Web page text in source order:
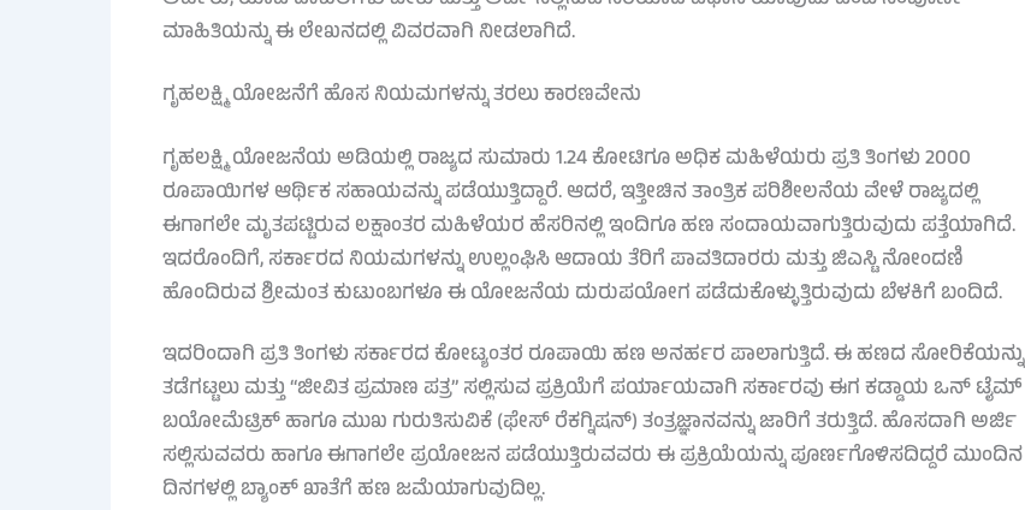
ಮಾಹಿತಿಯನ್ನು ಈ ಲೇಖನದಲ್ಲಿ ವಿವರವಾಗಿ ನೀಡಲಾಗಿದೆ.
ಗೃಹಲಕ್ಷ್ಮಿ ಯೋಜನೆಗೆ ಹೊಸ ನಿಯಮಗಳನ್ನು ತರಲು ಕಾರಣವೇನು
ಗೃಹಲಕ್ಷ್ಮಿ ಯೋಜನೆಯ ಅಡಿಯಲ್ಲಿ ರಾಜ್ಯದ ಸುಮಾರು 1.24 ಕೋಟಿಗೂ ಅಧಿಕ ಮಹಿಳೆಯರು ಪ್ರತಿ ತಿಂಗಳು 2000
ರೂಪಾಯಿಗಳ ಆರ್ಥಿಕ ಸಹಾಯವನ್ನು ಪಡೆಯುತ್ತಿದ್ದಾರೆ.ಆದರೆ, ಇತ್ತೀಚಿನ ತಾಂತ್ರಿಕ ಪರಿಶೀಲನೆಯ ವೇಳೆ ರಾಜ್ಯದಲ್ಲಿ
ಈಗಾಗಲೇ ಮೃತಪಟ್ಟಿರುವ ಲಕ್ಷಾಂತರ ಮಹಿಳೆಯರ ಹೆಸರಿನಲ್ಲಿ ಇಂದಿಗೂ ಹಣ ಸಂದಾಯವಾಗುತ್ತಿರುವುದು ಪತ್ತೆಯಾಗಿದೆ.
ಇದರೊಂದಿಗೆ, ಸರ್ಕಾರದ ನಿಯಮಗಳನ್ನು ಉಲ್ಲಂಘಿಸಿ ಆದಾಯ ತೆರಿಗೆ ಪಾವತಿದಾರರು ಮತ್ತು ಜಿಎಸ್ಟಿ ನೋಂದಣಿ
ಹೊಂದಿರುವ ಶ್ರೀಮಂತ ಕುಟುಂಬಗಳೂ ಈ ಯೋಜನೆಯ ದುರುಪಯೋಗ ಪಡೆದುಕೊಳ್ಳುತ್ತಿರುವುದು ಬೆಳಕಿಗೆ ಬಂದಿದೆ.
ಇದರಿಂದಾಗಿ ಪ್ರತಿ ತಿಂಗಳು ಸರ್ಕಾರದ ಕೋಟ್ಯಂತರ ರೂಪಾಯಿ ಹಣ ಅನರ್ಹರ ಪಾಲಾಗುತ್ತಿದೆ. ಈ ಹಣದ ಸೋರಿಕೆಯನ್ನು
ತಡೆಗಟ್ಟಲು ಮತ್ತು “ಜೀವಿತ ಪ್ರಮಾಣ ಪತ್ರ” ಸಲ್ಲಿಸುವ ಪ್ರಕ್ರಿಯೆಗೆ ಪರ್ಯಾಯವಾಗಿ ಸರ್ಕಾರವು ಈಗ ಕಡ್ಡಾಯ ಒನ್ ಟೈಮ್
ಬಯೋಮೆಟ್ರಿಕ್ ಹಾಗೂ ಮುಖ ಗುರುತಿಸುವಿಕೆ (ಫೇಸ್ ರೆಕಗ್ನಿಷನ್) ತಂತ್ರಜ್ಞಾನವನ್ನು ಜಾರಿಗೆ ತರುತ್ತಿದೆ. ಹೊಸದಾಗಿ ಅರ್ಜಿ
ಸಲ್ಲಿಸುವವರು ಹಾಗೂ ಈಗಾಗಲೇ ಪ್ರಯೋಜನ ಪಡೆಯುತ್ತಿರುವವರು ಈ ಪ್ರಕ್ರಿಯೆಯನ್ನು ಪೂರ್ಣಗೊಳಿಸದಿದ್ದರೆ ಮುಂದಿನ
ದಿನಗಳಲ್ಲಿ ಬ್ಯಾಂಕ್ ಖಾತೆಗೆ ಹಣ ಜಮೆಯಾಗುವುದಿಲ್ಲ.